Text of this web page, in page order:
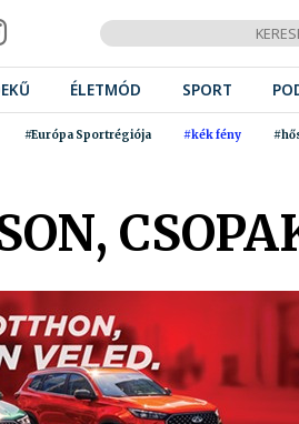
ÉLETMÓD SPORT
#Európa Sportrégiója #kék fény